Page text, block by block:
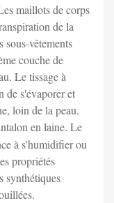
maillots de corps
de la
sous-vêtements
couche de
Le tissage à
de s'évaporer et
loin de la peau.
en laine. Le
à s'humidifier ou
propriétés
synthétiques